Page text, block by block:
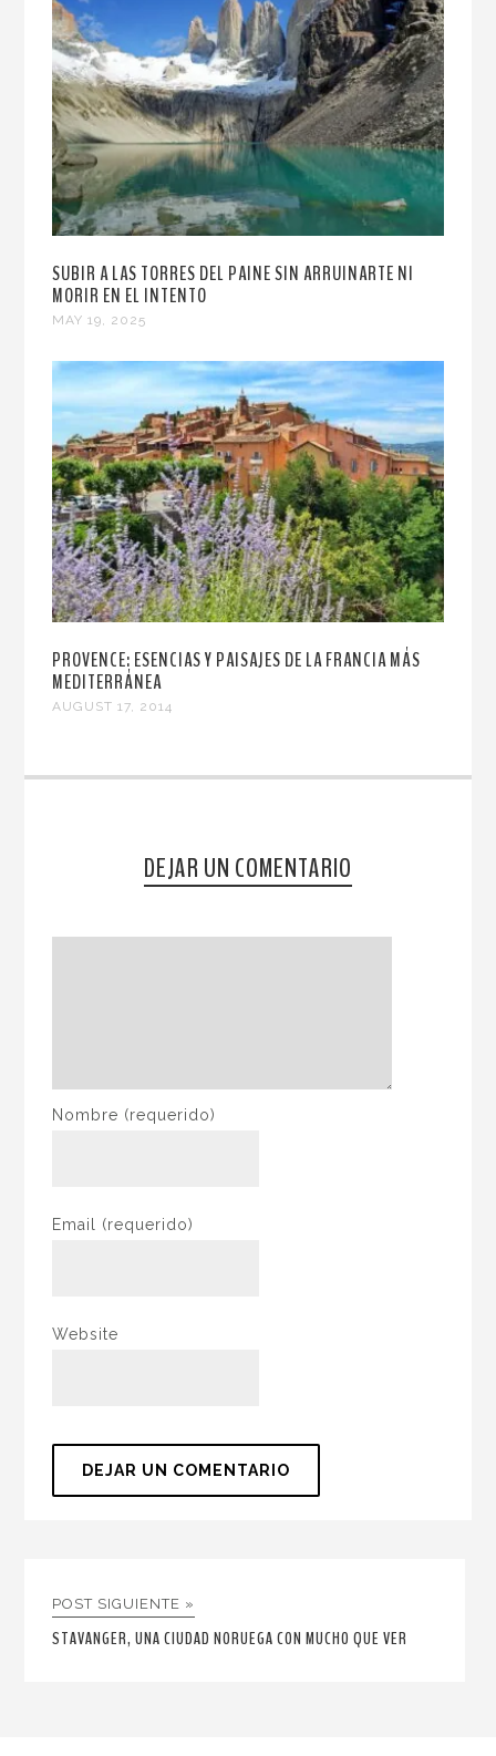
SUBIR A LAS TORRES DEL PAINE SIN ARRUINARTE NI
MORIR EN EL INTENTO
MAY 19, 2025
PROVENCE: ESENCIAS Y PAISAJES DE LA FRANCIA MÁS
MEDITERRÁNEA
AUGUST 17, 2014
DEJAR UN COMENTARIO
Nombre (requerido)
Email (requerido)
Website
POST SIGUIENTE »
STAVANGER, UNA CIUDAD NORUEGA CON MUCHO QUE VER